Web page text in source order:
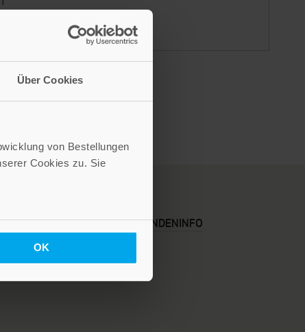
Über Cookies
von Bestellungen
Cookies zu. Sie
OK
KARRIERE KUNDENINFO